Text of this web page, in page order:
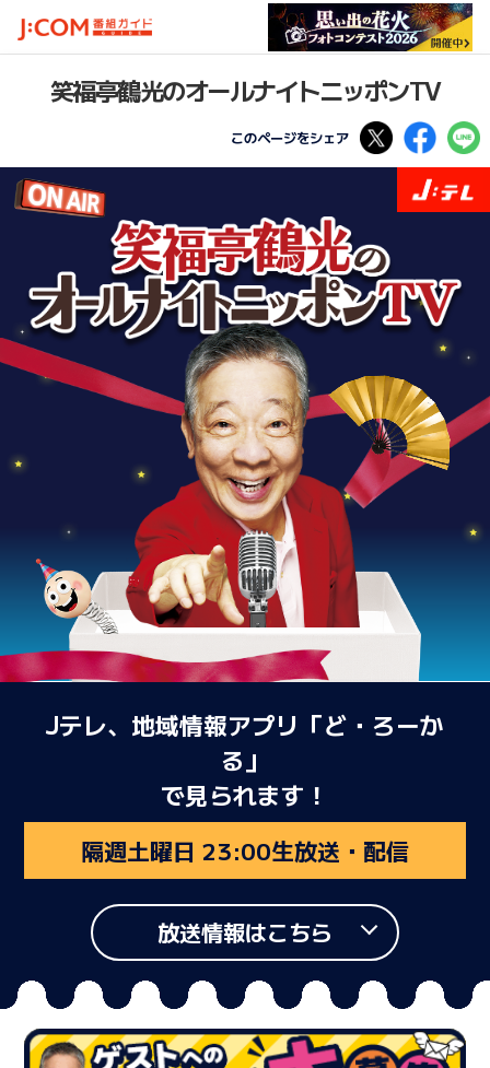
笑福亭鶴光のオールナイトニッポンTV
このページをシェア Tweet
Jテレ、地域情報アプリ「ど・ろーか
る」
で見られます！
隔週土曜日 23:00生放送・配信
放送情報はこちら